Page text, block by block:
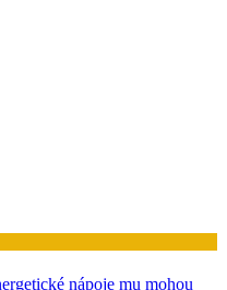
nápoje mu mohou